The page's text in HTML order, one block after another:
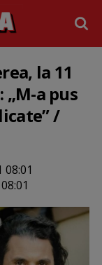
la 11
„M-a pus
/
08:01